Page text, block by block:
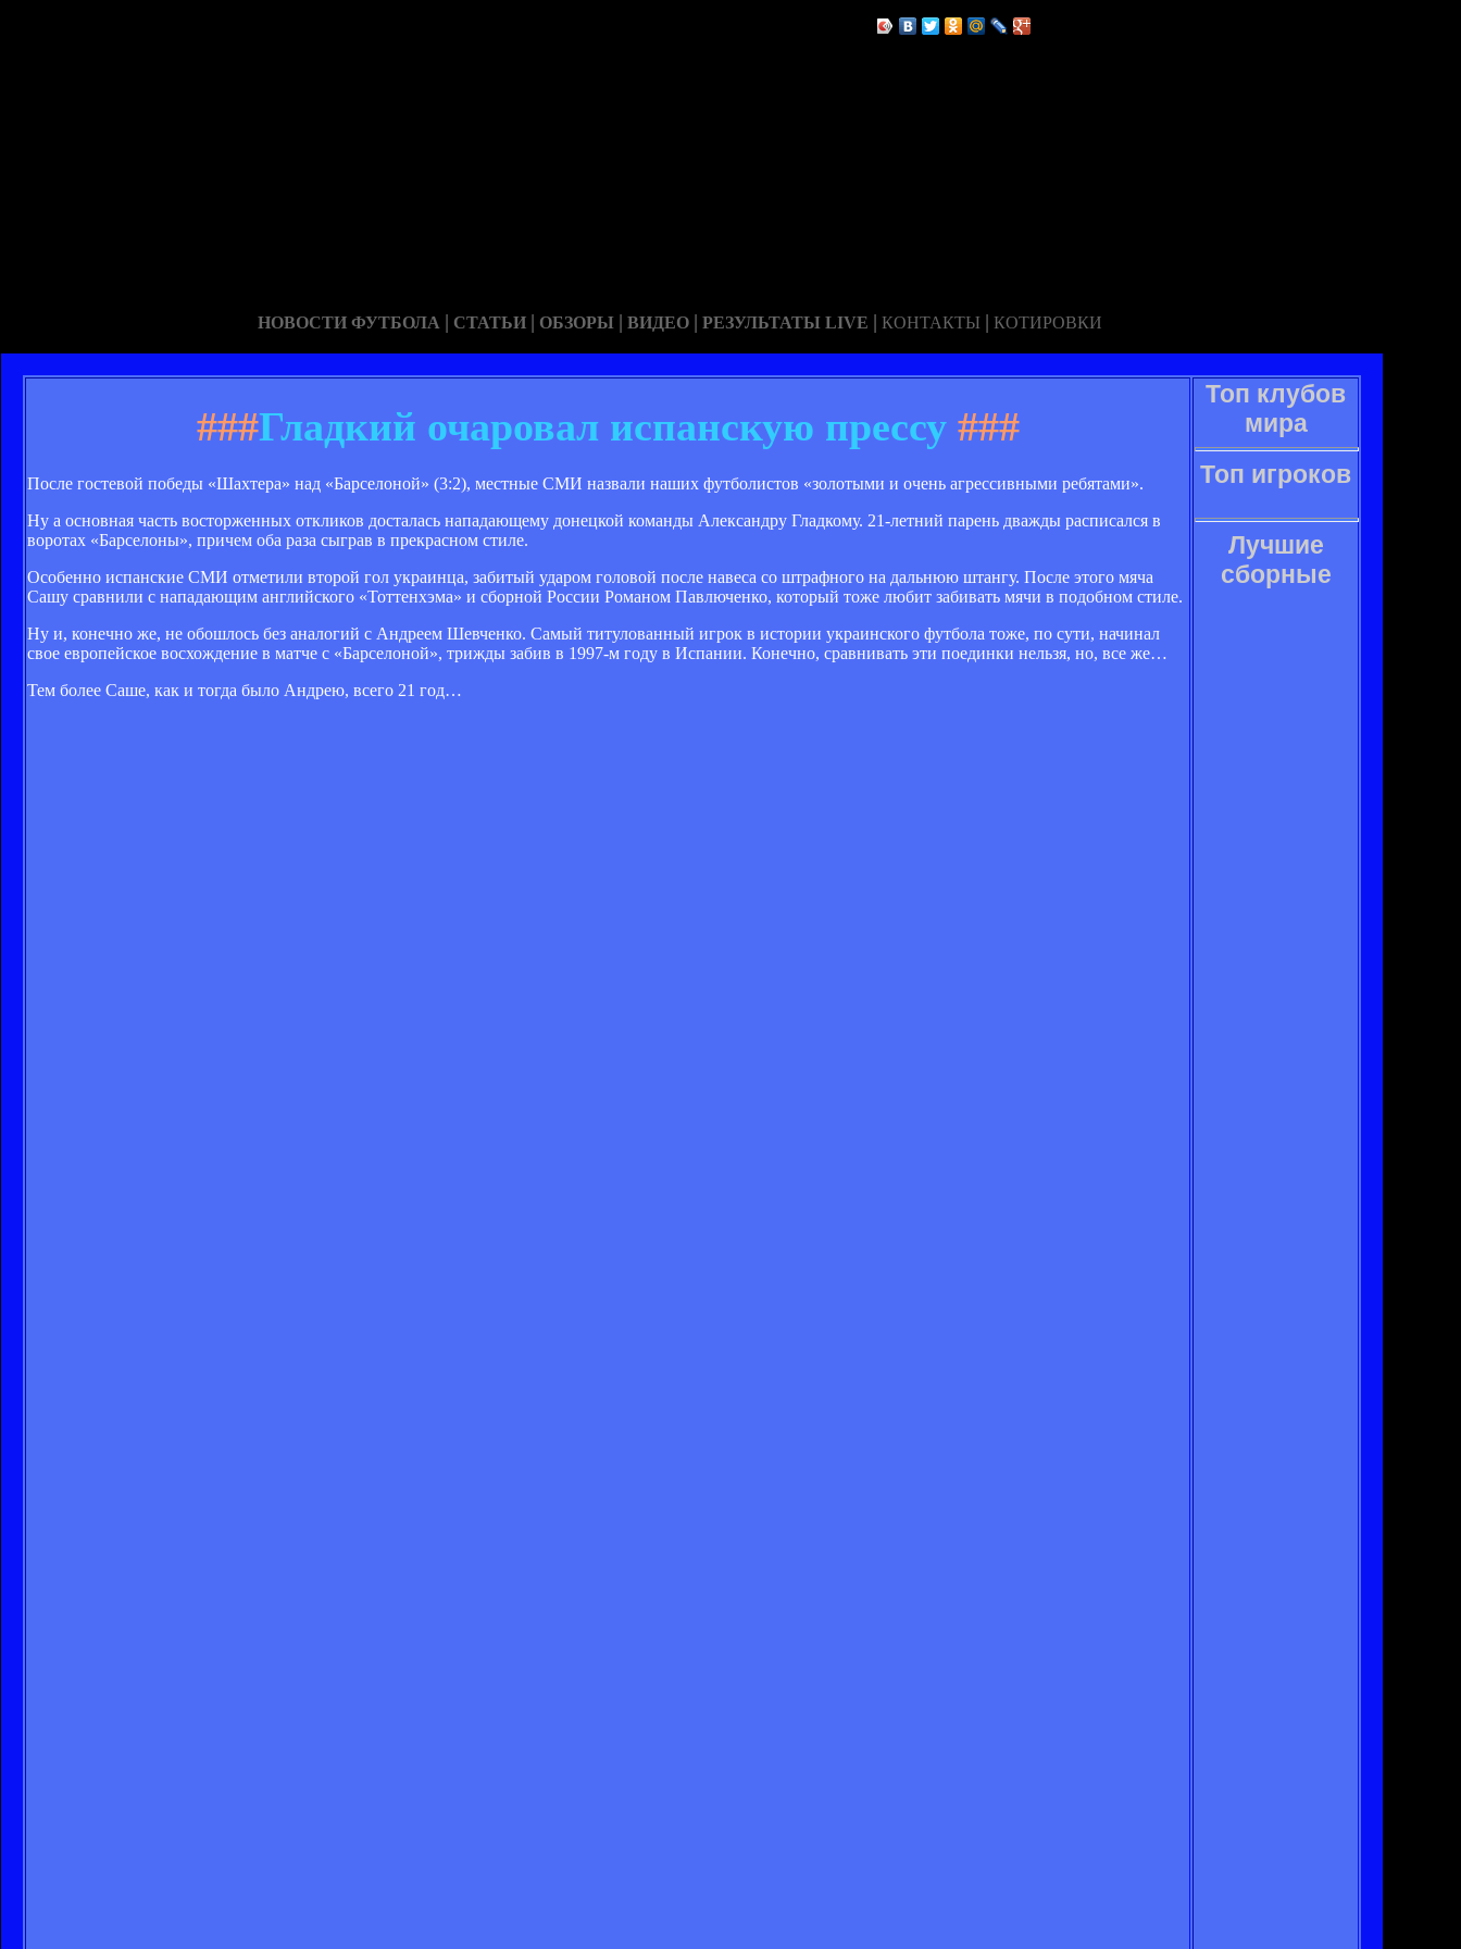
НОВОСТИ ФУТБОЛА | СТАТЬИ | ОБЗОРЫ | ВИДЕО | РЕЗУЛЬТАТЫ LIVE | КОНТАКТЫ | КОТИРОВКИ
###Гладкий очаровал испанскую прессу###
После гостевой победы «Шахтера» над «Барселоной» (3:2), местные СМИ назвали наших футболистов «золотыми и очень агрессивными ребятами».
Ну а основная часть восторженных откликов досталась нападающему донецкой команды Александру Гладкому. 21-летний парень дважды расписался в
воротах «Барселоны», причем оба раза сыграв в прекрасном стиле.
Особенно испанские СМИ отметили второй гол украинца, забитый ударом головой после навеса со штрафного на дальнюю штангу. После этого мяча
Сашу сравнили с нападающим английского «Тоттенхэма» и сборной России Романом Павлюченко, который тоже любит забивать мячи в подобном стиле.
Ну и, конечно же, не обошлось без аналогий с Андреем Шевченко. Самый титулованный игрок в истории украинского футбола тоже, по сути, начинал
свое европейское восхождение в матче с «Барселоной», трижды забив в 1997-м году в Испании. Конечно, сравнивать эти поединки нельзя, но, все же…
Тем более Саше, как и тогда было Андрею, всего 21 год…
Топ клубов
мира
Топ игроков
Лучшие
сборные